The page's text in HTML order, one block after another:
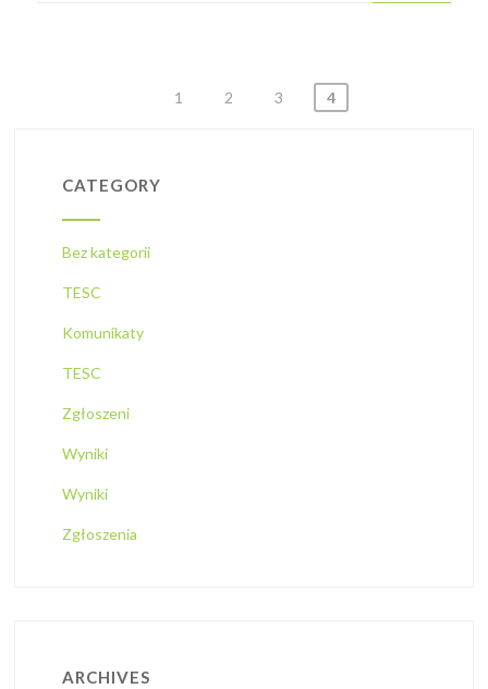
STRONICOWANIE
1 2 3 4
CATEGORY
Bez kategorii
TESC
Komunikaty
TESC
Zgłoszeni
Wyniki
Wyniki
Zgłoszenia
ARCHIVES